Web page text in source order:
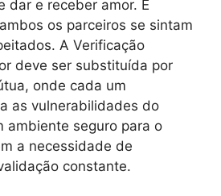
dar e receber amor. É
os parceiros se sintam
A Verificação
deve ser substituída por
onde cada um
as vulnerabilidades do
ambiente seguro para o
a necessidade de
constante.